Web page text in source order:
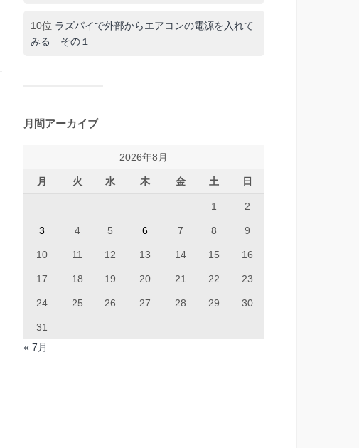
10位 ラズパイで外部からエアコンの電源を入れて
みる その１
月間アーカイブ
2026年8月
月 火 水 木 金 土 日
1 2
3 4 5 6 7 8 9
10 11 12 13 14 15 16
17 18 19 20 21 22 23
24 25 26 27 28 29 30
31
« 7月